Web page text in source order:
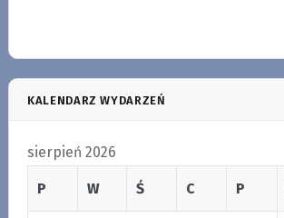
KALENDARZ WYDARZEŃ
sierpień 2026
P W Ś C P